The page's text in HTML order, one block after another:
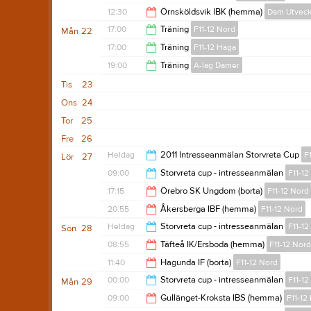
12:00
18:00
12:30 Örnsköldsvik IBK (hemma) Dam
14:30
22
Mån 17:00 Träning F11-12 Nord
19:15
17:00 Träning F11-12 Haga
19:00 Träning A-lag Damer
23
Tis
24
Ons
25
Tor
26
Fre
27
Lör Heldag 2011 Intresseanmälan Storvreta Cup
09:00
Storvreta cup - intresseanmälan F11-
00:00
17:15 Örebro SK Ungdom (borta) F11-12 Nord
18:15
20:55 Åkersberga IBF (hemma) F11-12 Nord
21:55
28
Sön Heldag Storvreta cup - intresseanmälan F11-
08:55
Täfteå IK/Ersboda (hemma) F11-12 Nord
09:55
11:40 Hagunda IF (borta) F11-12 Nord
12:40
29
Mån 00:00 Storvreta cup - intresseanmälan F11-
09:00 Gullänget-Kroksta IBS (hemma) F11-